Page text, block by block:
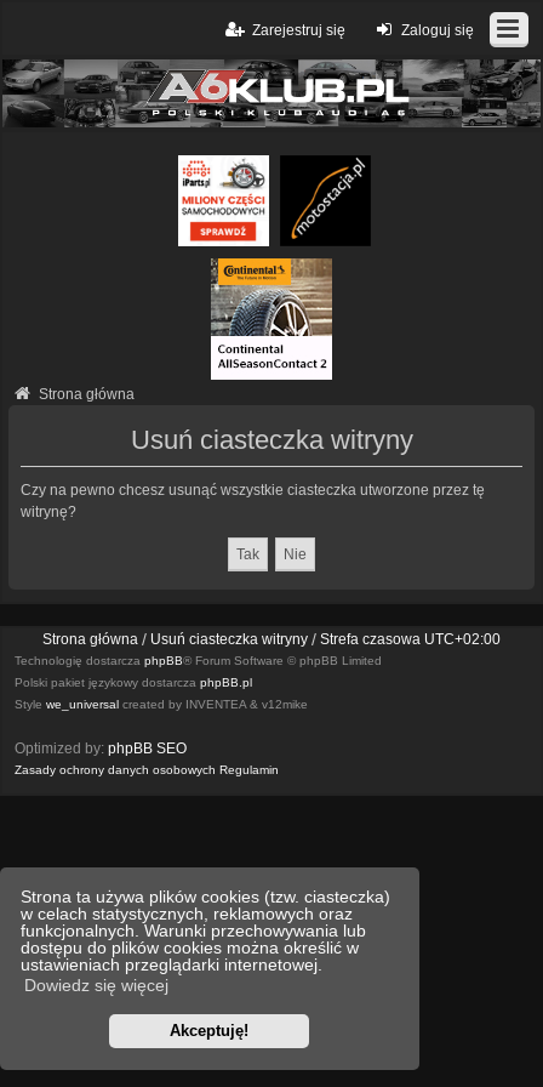
Strona ta używa plików cookies (tzw. ciasteczka)
w celach statystycznych, reklamowych oraz
funkcjonalnych. Warunki przechowywania lub
dostępu do plików cookies można określić w
ustawieniach przeglądarki internetowej.
Dowiedz się więcej
Akceptuję!
Zaloguj się
Zarejestruj się
Strona główna
Usuń ciasteczka witryny
Czy na pewno chcesz usunąć wszystkie ciasteczka utworzone przez tę
witrynę?
Strona główna Usuń ciasteczka witryny Strefa czasowa UTC+02:00
Technologię dostarcza phpBB® Forum Software © phpBB Limited
Polski pakiet językowy dostarcza phpBB.pl
Style we_universal created by INVENTEA & v12mike
Optimized by: phpBB SEO
Zasady ochrony danych osobowych Regulamin